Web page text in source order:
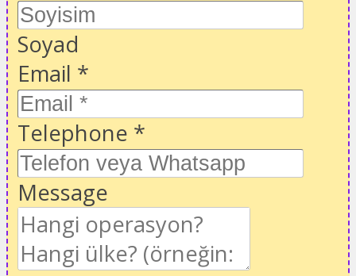
Soyad
Email *
Telephone *
Message